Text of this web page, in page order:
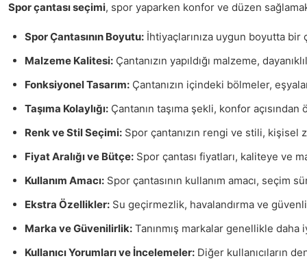
Spor çantası seçimi, spor yaparken konfor ve düzen
Spor Çantasının Boyutu: İhtiyaçlarınıza uygun boyutta bir
Malzeme Kalitesi: Çantanızın yapıldığı malzeme,
Fonksiyonel Tasarım: Çantanızın içindeki bölmeler,
Taşıma Kolaylığı: Çantanın taşıma şekli, konfor
Renk ve Stil Seçimi: Spor çantanızın rengi ve stili, kişisel
Fiyat Aralığı ve Bütçe: Spor çantası fiyatları, kaliteye ve
Kullanım Amacı: Spor çantasının kullanım amacı,
Ekstra Özellikler: Su geçirmezlik, havalandırma ve
Marka ve Güvenilirlik: Tanınmış markalar genellikle
Kullanıcı Yorumları ve İncelemeler: Diğer kullanıcıların